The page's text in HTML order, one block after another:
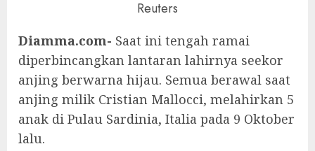
Reuters
Diamma.com- Saat ini tengah ramai
diperbincangkan lantaran lahirnya seekor
anjing berwarna hijau. Semua berawal saat
anjing milik Cristian Mallocci, melahirkan 5
anak di Pulau Sardinia, Italia pada 9 Oktober
lalu.